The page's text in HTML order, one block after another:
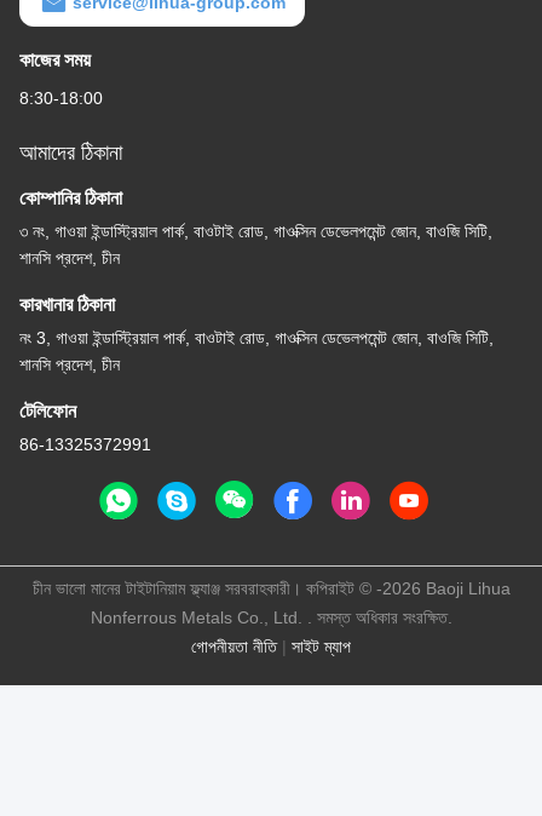
কাজের সময়
8:30-18:00
আমাদের ঠিকানা
কোম্পানির ঠিকানা
৩ নং, গাওয়া ইন্ডাস্ট্রিয়াল পার্ক, বাওটাই রোড, গাওক্সিন ডেভেলপমেন্ট জোন, বাওজি সিটি,
শানসি প্রদেশ, চীন
কারখানার ঠিকানা
নং 3, গাওয়া ইন্ডাস্ট্রিয়াল পার্ক, বাওটাই রোড, গাওক্সিন ডেভেলপমেন্ট জোন, বাওজি সিটি,
শানসি প্রদেশ, চীন
টেলিফোন
86-13325372991
গোপনীয়তা নীতি| সাইট ম্যাপ
চীন ভালো মানের টাইটানিয়াম ফ্ল্যাঞ্জ সরবরাহকারী। কপিরাইট © -2026 Baoji Lihua
Nonferrous Metals Co., Ltd. . সমস্ত অধিকার সংরক্ষিত.